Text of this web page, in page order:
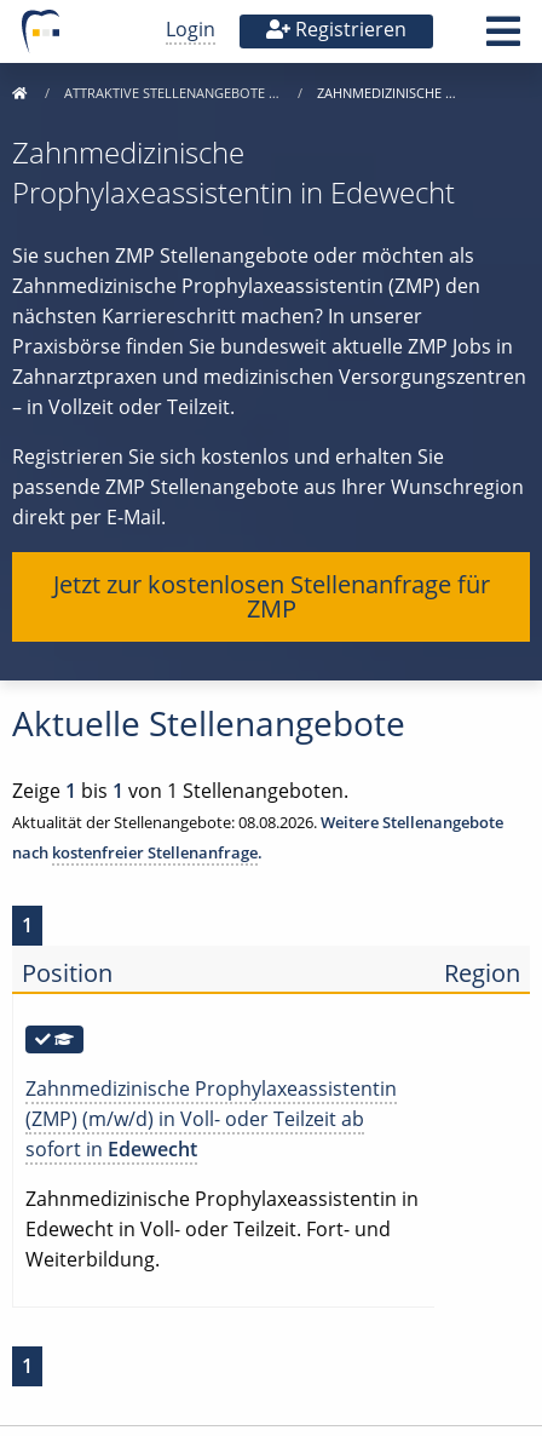
Login Registrieren
ATTRAKTIVE STELLENANGEBOTE … ZAHNMEDIZINISCHE …
Zahnmedizinische
Prophylaxeassistentin in Edewecht
Sie suchen ZMP Stellenangebote oder möchten als
Zahnmedizinische Prophylaxeassistentin (ZMP) den
nächsten Karriereschritt machen? In unserer
Praxisbörse finden Sie bundesweit aktuelle ZMP Jobs in
Zahnarztpraxen und medizinischen Versorgungszentren
– in Vollzeit oder Teilzeit.
Registrieren Sie sich kostenlos und erhalten Sie
passende ZMP Stellenangebote aus Ihrer Wunschregion
direkt per E-Mail.
Jetzt zur kostenlosen Stellenanfrage für
ZMP
Aktuelle Stellenangebote
Zeige 1 bis 1 von 1 Stellenangeboten.
Aktualität der Stellenangebote: 08.08.2026.Weitere Stellenangebote
nach kostenfreier Stellenanfrage.
1
Position Region
Zahnmedizinische Prophylaxeassistentin
(ZMP) (m/w/d) in Voll- oder Teilzeit ab
sofort in Edewecht
Zahnmedizinische Prophylaxeassistentin in
Edewecht in Voll- oder Teilzeit. Fort- und
Weiterbildung.
1